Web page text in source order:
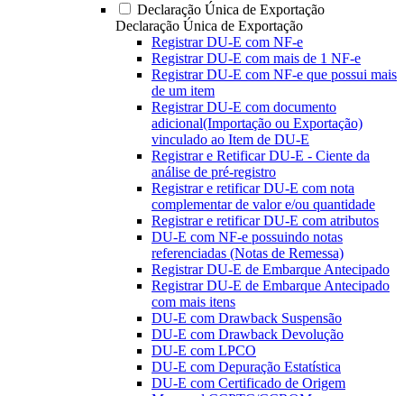
Declaração Única de Exportação
Declaração Única de Exportação
Registrar DU-E com NF-e
Registrar DU-E com mais de 1 NF-e
Registrar DU-E com NF-e que possui mais
de um item
Registrar DU-E com documento
adicional(Importação ou Exportação)
vinculado ao Item de DU-E
Registrar e Retificar DU-E - Ciente da
análise de pré-registro
Registrar e retificar DU-E com nota
complementar de valor e/ou quantidade
Registrar e retificar DU-E com atributos
DU-E com NF-e possuindo notas
referenciadas (Notas de Remessa)
Registrar DU-E de Embarque Antecipado
Registrar DU-E de Embarque Antecipado
com mais itens
DU-E com Drawback Suspensão
DU-E com Drawback Devolução
DU-E com LPCO
DU-E com Depuração Estatística
DU-E com Certificado de Origem